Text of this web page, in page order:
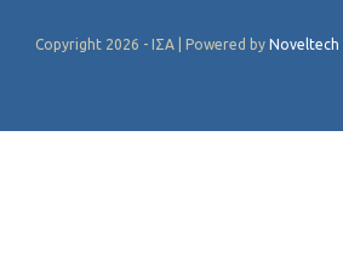
Copyright 2026 - ΙΣΑ | Powered by Noveltech